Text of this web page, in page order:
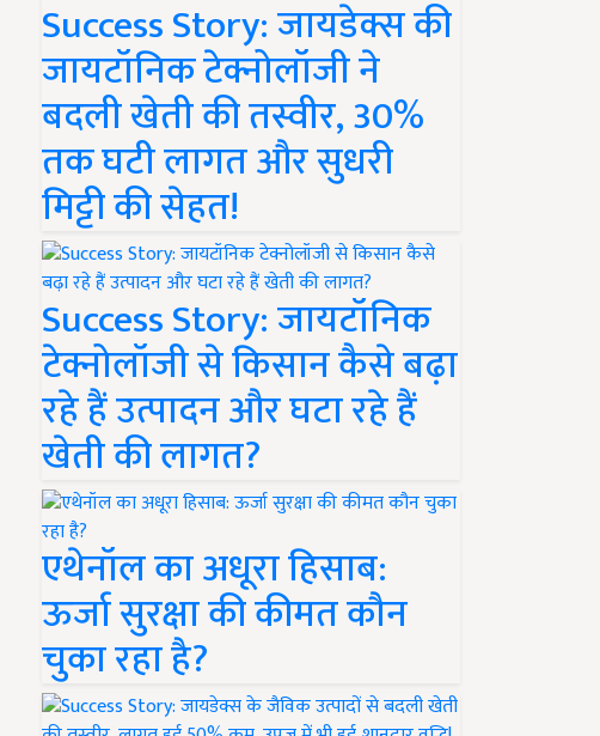
Success Story: जायडेक्स की
जायटॉनिक टेक्नोलॉजी ने
बदली खेती की तस्वीर, 30%
तक घटी लागत और सुधरी
मिट्टी की सेहत!
Success Story: जायटॉनिक
टेक्नोलॉजी से किसान कैसे बढ़ा
रहे हैं उत्पादन और घटा रहे हैं
खेती की लागत?
एथेनॉल का अधूरा हिसाब:
ऊर्जा सुरक्षा की कीमत कौन
चुका रहा है?